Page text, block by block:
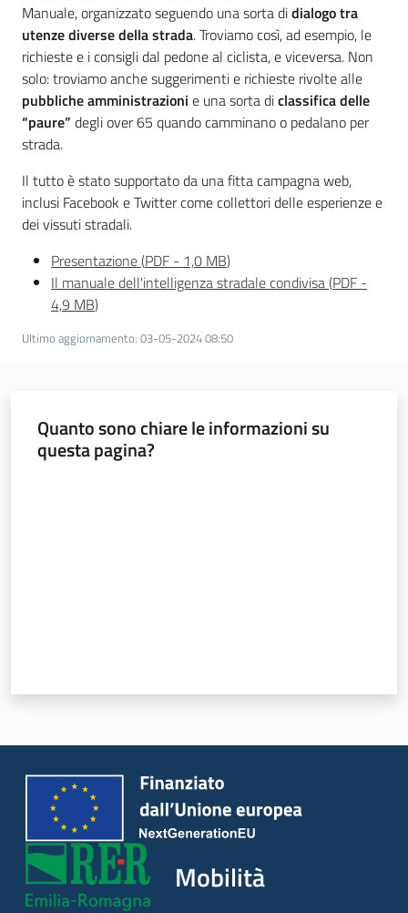
Manuale, organizzato seguendo una sorta didialogo tra
utenze diverse della strada. Troviamo così, ad esempio, le
richieste e i consigli dal pedone al ciclista, e viceversa. Non
solo: troviamo anche suggerimenti e richieste rivolte alle
pubbliche amministrazioni e una sorta diclassifica delle
“paure” degli over 65 quando camminano o pedalano per
strada.
Il tutto è stato supportato da una fitta campagna web,
inclusi Facebook e Twitter come collettori delle esperienze e
dei vissuti stradali.
Presentazione(PDF - 1,0 MB)
Il manuale dell'intelligenza stradale condivisa(PDF -
4,9 MB)
Ultimo aggiornamento: 03-05-2024 08:50
Quanto sono chiare le informazioni su
questa pagina?
Mobilità